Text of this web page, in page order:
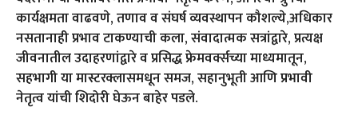
कार्यक्षमता वाढवणे, तणाव व संघर्ष व्यवस्थापन कौशल्ये,अधिकार
नसतानाही प्रभाव टाकण्याची कला, संवादात्मक सत्रांद्वारे, प्रत्यक्ष
जीवनातील उदाहरणांद्वारे व प्रसिद्ध फ्रेमवर्क्सच्या माध्यमातून,
सहभागी या मास्टरक्लासमधून समज, सहानुभूती आणि प्रभावी
नेतृत्व यांची शिदोरी घेऊन बाहेर पडले.